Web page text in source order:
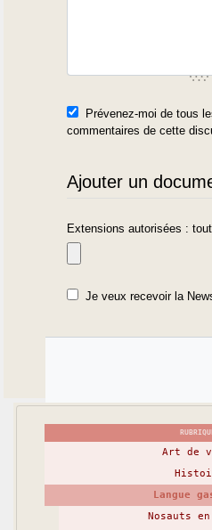
Prévenez-moi de tous
commentaires de cette
Ajouter un
Extensions autorisées :
Je veux recevoir la
Art de
Langue
Nosauts